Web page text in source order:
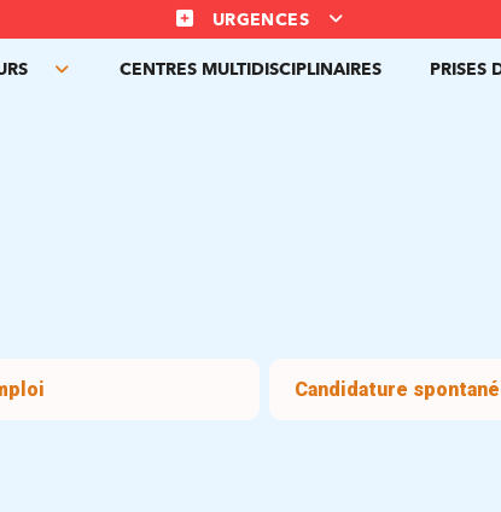
URGENCES
CENTRES MULTIDISCIPLINAIRES PRISES
Candidature